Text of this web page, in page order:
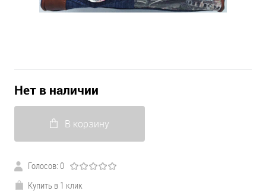
Нет в наличии
В корзину
Голосов: 0
Купить в 1 клик